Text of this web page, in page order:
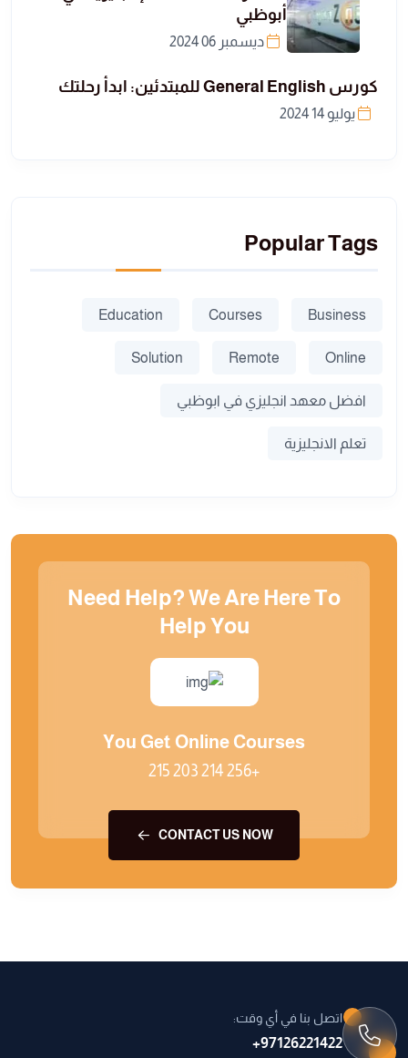
أبوظبي
ديسمبر 06 2024
كورس General English للمبتدئين: ابدأ رحلتك
يوليو 14 2024
Popular Tags
Business
Courses
Education
Online
Remote
Solution
افضل معهد انجليزي في ابوظبي
تعلم الانجليزية
Need Help? We Are Here To
Help You
You Get Online Courses
+256 214 203 215
CONTACT US NOW
اتصل بنا في أي وقت:
97126221422+